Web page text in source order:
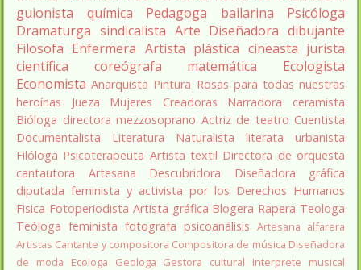
guionista
química Pedagoga bailarina
Psicóloga
Dramaturga sindicalista Arte Diseñadora dibujante
Filosofa Enfermera Artista plástica cineasta jurista
científica
coreógrafa matemática
Ecologista
Economista Anarquista Pintura Rosas para todas nuestras
heroínas
Jueza Mujeres Creadoras Narradora
ceramista
Bióloga directora mezzosoprano Actriz de teatro Cuentista
Documentalista
Literatura Naturalista literata
urbanista
Filóloga Psicoterapeuta Artista textil Directora de orquesta
cantautora
Artesana Descubridora
Diseñadora gráfica
diputada feminista y activista por los Derechos Humanos
Fisica Fotoperiodista Artista gráfica Blogera Rapera Teologa
Teóloga feminista fotografa psicoanálisis Artesana alfarera
Artistas Cantante y compositora Compositora de música Diseñadora
de moda
Ecologa Geologa Gestora cultural
Interprete musical